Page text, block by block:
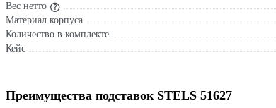
Вес нетто
Материал корпуса
Количество в комплекте
Кейс
Преимущества подставок STELS 51627